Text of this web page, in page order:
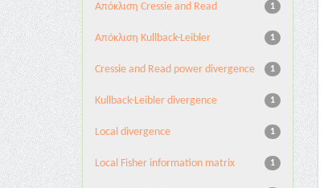
1
Aπόκλιση Cressie and Read
1
Aπόκλιση Kullback-Leibler
1
Cressie and Read power divergence
1
Kullback-Leibler divergence
1
Local divergence
1
Local Fisher information matrix